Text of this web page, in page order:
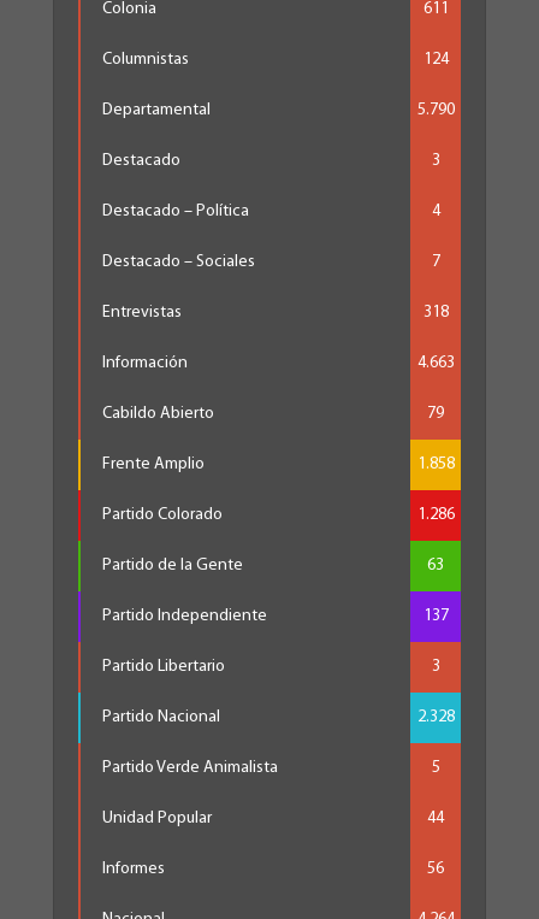
Colonia 611
Columnistas 124
Departamental 5.790
Destacado 3
Destacado – Política 4
Destacado – Sociales 7
Entrevistas 318
Información 4.663
Cabildo Abierto 79
Frente Amplio 1.858
Partido Colorado 1.286
Partido de la Gente 63
Partido Independiente 137
Partido Libertario 3
Partido Nacional 2.328
Partido Verde Animalista 5
Unidad Popular 44
Informes 56